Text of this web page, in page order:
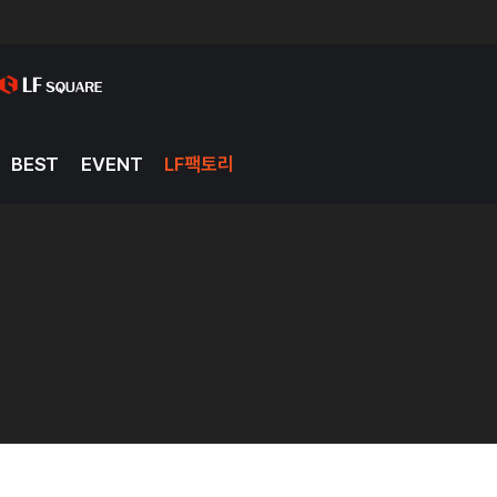
BEST EVENT LF팩토리